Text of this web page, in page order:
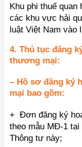
Khu phi thuế
các khu vực hải
luật Việt Nam vào
4. Thủ tục đăng
thương mại:
– Hồ sơ đăng ký
mại bao gồm:
+ Đơn đăng ký
theo mẫu MĐ-1 tại
Thông tư này;